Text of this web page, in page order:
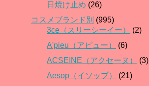
日焼け止め (26)
コスメブランド別 (995)
3ce（スリーシーイー）
(2)
A'pieu（アピュー）
(6)
ACSEINE（アクセーヌ）
(3)
Aesop（イソップ）
(21)